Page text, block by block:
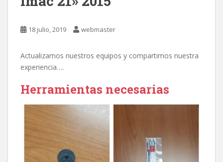
18 julio, 2019 webmaster
Actualizamos nuestros equipos y compartimos nuestra
experiencia….
Herramientas necesarias